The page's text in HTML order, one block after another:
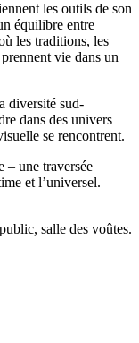
les outils de son
équilibre entre
les traditions, les
vie dans un
diversité sud-
dans des univers
se rencontrent.
– une traversée
et l’universel.
salle des voûtes.